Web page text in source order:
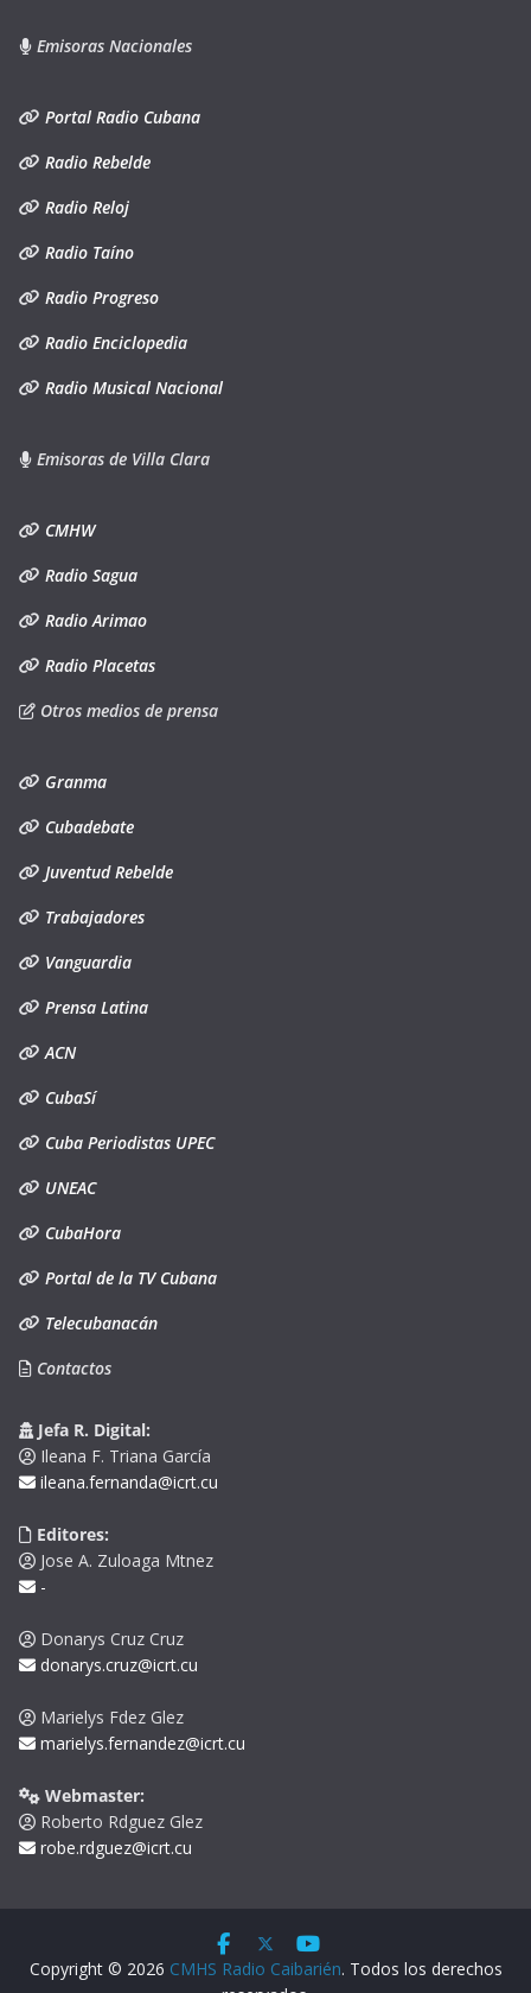
Emisoras Nacionales
Portal Radio Cubana
Radio Rebelde
Radio Reloj
Radio Taíno
Radio Progreso
Radio Enciclopedia
Radio Musical Nacional
Emisoras de Villa Clara
CMHW
Radio Sagua
Radio Arimao
Radio Placetas
Otros medios de prensa
Granma
Cubadebate
Juventud Rebelde
Trabajadores
Vanguardia
Prensa Latina
ACN
CubaSí
Cuba Periodistas UPEC
UNEAC
CubaHora
Portal de la TV Cubana
Telecubanacán
Contactos
Jefa R. Digital:
Ileana F. Triana García
ileana.fernanda@icrt.cu
Editores:
Jose A. Zuloaga Mtnez
-
Donarys Cruz Cruz
donarys.cruz@icrt.cu
Marielys Fdez Glez
marielys.fernandez@icrt.cu
Webmaster:
Roberto Rdguez Glez
robe.rdguez@icrt.cu
Copyright © 2026 CMHS Radio Caibarién. Todos los derechos